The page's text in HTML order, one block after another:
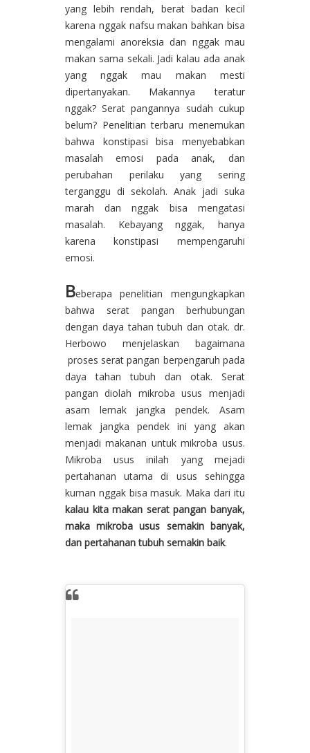
yang lebih rendah, berat badan kecil
karena nggak nafsu makan bahkan bisa
mengalami anoreksia dan nggak mau
makan sama sekali. Jadi kalau ada anak
yang nggak mau makan mesti
dipertanyakan. Makannya teratur
nggak? Serat pangannya sudah cukup
belum? Penelitian terbaru menemukan
bahwa konstipasi bisa menyebabkan
masalah emosi pada anak, dan
perubahan perilaku yang sering
terganggu di sekolah. Anak jadi suka
marah dan nggak bisa mengatasi
masalah. Kebayang nggak, hanya
karena konstipasi mempengaruhi
emosi.
Beberapa penelitian mengungkapkan
bahwa serat pangan berhubungan
dengan daya tahan tubuh dan otak. dr.
Herbowo menjelaskan bagaimana
proses serat pangan berpengaruh pada
daya tahan tubuh dan otak. Serat
pangan diolah mikroba usus menjadi
asam lemak jangka pendek. Asam
lemak jangka pendek ini yang akan
menjadi makanan untuk mikroba usus.
Mikroba usus inilah yang mejadi
pertahanan utama di usus sehingga
kuman nggak bisa masuk. Maka dari itu
kalau kita makan serat pangan banyak,
maka mikroba usus semakin banyak,
dan pertahanan tubuh semakin baik.